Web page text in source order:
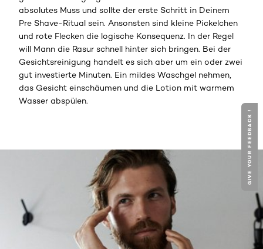
absolutes Muss und sollte der erste Schritt in Deinem
Pre Shave-Ritual sein. Ansonsten sind kleine Pickelchen
und rote Flecken die logische Konsequenz. In der Regel
will Mann die Rasur schnell hinter sich bringen. Bei der
Gesichtsreinigung handelt es sich aber um ein oder zwei
gut investierte Minuten. Ein mildes Waschgel nehmen,
das Gesicht einschäumen und die Lotion mit warmem
Wasser abspülen.
GIVE YOUR FEEDBACK !